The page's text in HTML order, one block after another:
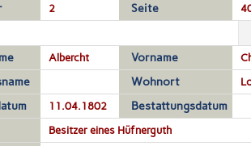
2 Seite
Albercht Vorname
Wohnort
11.04.1802
Bestattungsdatum
Besitzer eines Hüfnerguth